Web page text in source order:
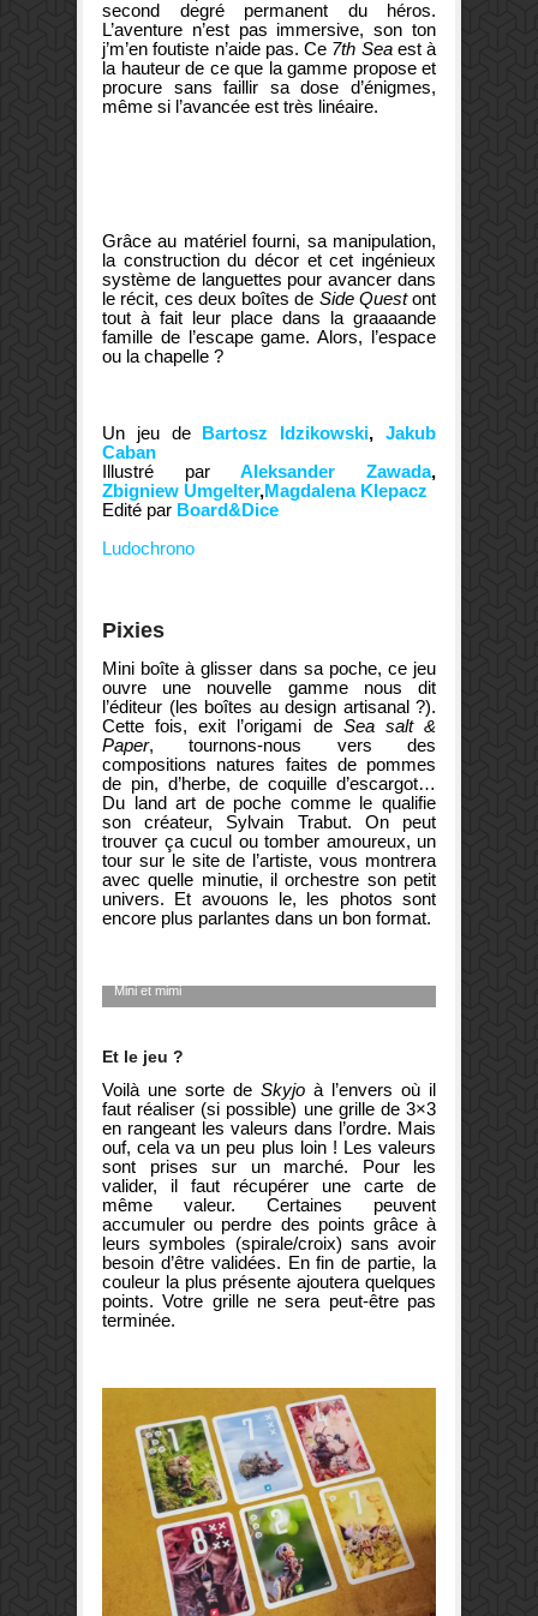
second degré permanent du héros.
L’aventure n’est pas immersive, son ton
j’m’en foutiste n’aide pas. Ce 7th Seaest à
la hauteur de ce que la gamme propose et
procure sans faillir sa dose d’énigmes,
même si l’avancée est très linéaire.
Grâce au matériel fourni, sa manipulation,
la construction du décor et cet ingénieux
système de languettes pour avancer dans
le récit, ces deux boîtes de Side Questont
tout à fait leur place dans la graaaande
famille de l’escape game. Alors, l’espace
ou la chapelle ?
Un jeu de Bartosz Idzikowski,Jakub
Caban
Illustré parAleksander Zawada,
Zbigniew Umgelter,Magdalena Klepacz
Edité par Board&Dice
Ludochrono
Pixies
Mini boîte à glisser dans sa poche, ce jeu
ouvre une nouvelle gamme nous dit
l’éditeur (les boîtes au design artisanal ?).
Cette fois, exit l’origami de Sea salt &
Paper, tournons-nous vers des
compositions natures faites de pommes
de pin, d’herbe, de coquille d’escargot…
Du land art de poche comme le qualifie
son créateur, Sylvain Trabut. On peut
trouver ça cucul ou tomber amoureux, un
tour sur le site de l’artiste, vous montrera
avec quelle minutie, il orchestre son petit
univers. Et avouons le, les photos sont
encore plus parlantes dans un bon format.
Mini et mimi
Et le jeu ?
Voilà une sorte de Skyjo à l’envers où il
faut réaliser (si possible) une grille de 3×3
en rangeant les valeurs dans l’ordre. Mais
ouf, cela va un peu plus loin ! Les valeurs
sont prises sur un marché. Pour les
valider, il faut récupérer une carte de
même valeur. Certaines peuvent
accumuler ou perdre des points grâce à
leurs symboles (spirale/croix) sans avoir
besoin d’être validées. En fin de partie, la
couleur la plus présente ajoutera quelques
points. Votre grille ne sera peut-être pas
terminée.